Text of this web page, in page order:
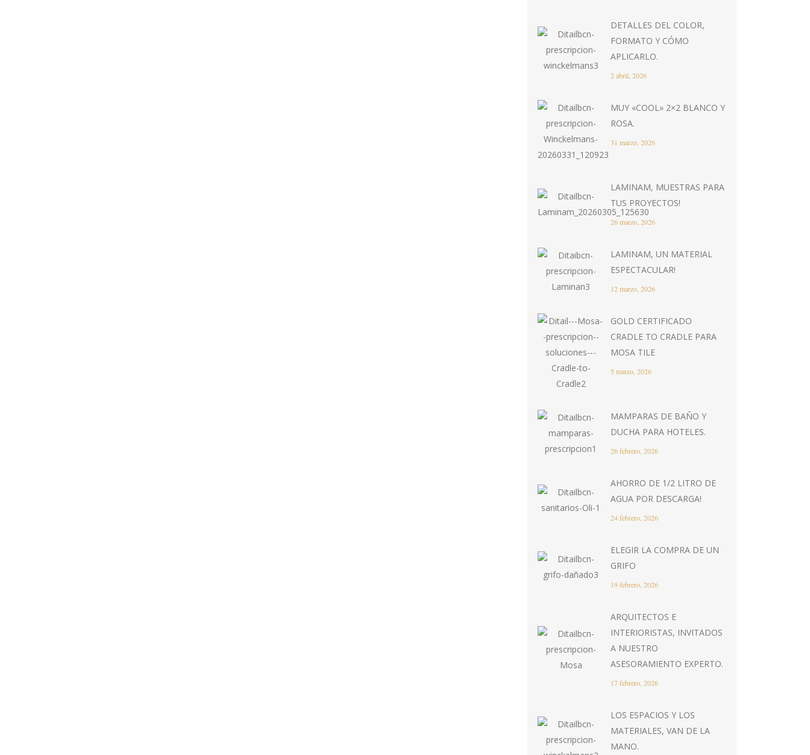
DETALLES DEL COLOR,
FORMATO Y CÓMO
APLICARLO.
2 abril, 2026
MUY «COOL» 2×2 BLANCO Y
ROSA.
31 marzo, 2026
LAMINAM, MUESTRAS PARA
TUS PROYECTOS!
26 marzo, 2026
LAMINAM, UN MATERIAL
ESPECTACULAR!
12 marzo, 2026
GOLD CERTIFICADO
CRADLE TO CRADLE PARA
MOSA TILE
5 marzo, 2026
MAMPARAS DE BAÑO Y
DUCHA PARA HOTELES.
26 febrero, 2026
AHORRO DE 1/2 LITRO DE
AGUA POR DESCARGA!
24 febrero, 2026
ELEGIR LA COMPRA DE UN
GRIFO
19 febrero, 2026
ARQUITECTOS E
INTERIORISTAS, INVITADOS
A NUESTRO
ASESORAMIENTO EXPERTO.
17 febrero, 2026
LOS ESPACIOS Y LOS
MATERIALES, VAN DE LA
MANO.